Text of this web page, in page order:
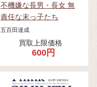
不機嫌な長男・長女 無
責任な末っ子たち
五百田達成
買取上限価格
600円